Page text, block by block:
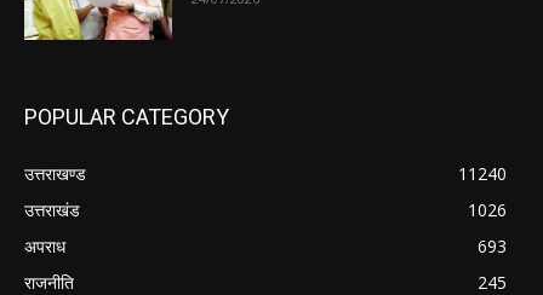
POPULAR CATEGORY
उत्तराखण्ड
11240
उत्तराखंड
1026
अपराध
693
राजनीति
245